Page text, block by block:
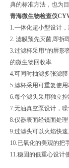
典的标准方法，也为
青海微生物检查仪
1.一体化超小型设计
2. 滤膜预先灭菌,即拆
3.过滤杯采用*的唇形
的微生物回收率
4.可同时抽滤多张滤膜
5.滤杯采用可重复使
6.每个滤头采用独立
7.无油真空泵设计，噪
8.仪器表面经镜面处理
9.过滤头可以火焰快
10.已氧化的美观的把
11.稳固的低重心设计